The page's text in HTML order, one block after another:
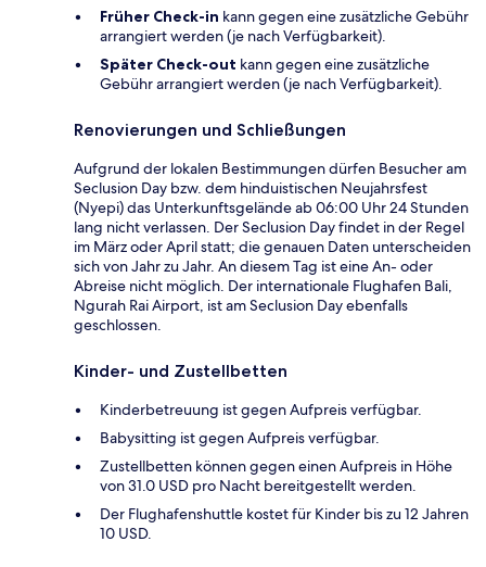
Früher Check-in kann gegen eine zusätzliche Gebühr
arrangiert werden (je nach Verfügbarkeit).
Später Check-out kann gegen eine zusätzliche
Gebühr arrangiert werden (je nach Verfügbarkeit).
Renovierungen und Schließungen
Aufgrund der lokalen Bestimmungen dürfen Besucher am
Seclusion Day bzw. dem hinduistischen Neujahrsfest
(Nyepi) das Unterkunftsgelände ab 06:00 Uhr 24 Stunden
lang nicht verlassen. Der Seclusion Day findet in der Regel
im März oder April statt; die genauen Daten unterscheiden
sich von Jahr zu Jahr. An diesem Tag ist eine An- oder
Abreise nicht möglich. Der internationale Flughafen Bali,
Ngurah Rai Airport, ist am Seclusion Day ebenfalls
geschlossen.
Kinder- und Zustellbetten
Kinderbetreuung ist gegen Aufpreis verfügbar.
Babysitting ist gegen Aufpreis verfügbar.
Zustellbetten können gegen einen Aufpreis in Höhe
von 31.0 USD pro Nacht bereitgestellt werden.
Der Flughafenshuttle kostet für Kinder bis zu 12 Jahren
10 USD.